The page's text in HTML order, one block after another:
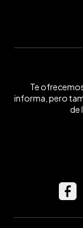
Te
informa, pero
de